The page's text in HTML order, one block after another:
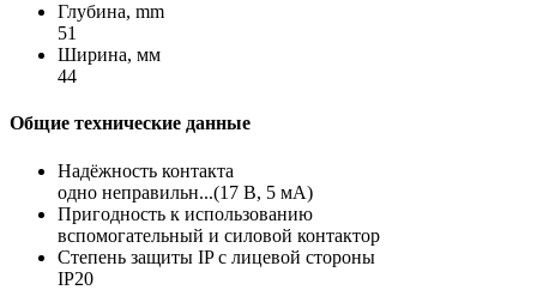
Глубина, mm
51
Ширина, мм
44
Общие технические данные
Надёжность контакта
одно неправильн...(17 В, 5 мА)
Пригодность к использованию
вспомогательный и силовой контактор
Степень защиты IP с лицевой стороны
IP20